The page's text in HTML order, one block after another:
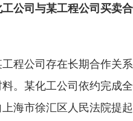
司与某工程公司买卖
公司存在长期合作关系
。某化工公司依约完成
海市徐汇区人民法院提